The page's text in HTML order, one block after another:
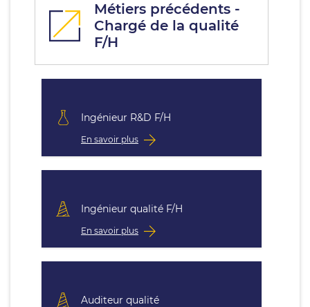
Métiers précédents -
Chargé de la qualité
F/H
Ingénieur R&D F/H
En savoir plus
Ingénieur qualité F/H
En savoir plus
Auditeur qualité